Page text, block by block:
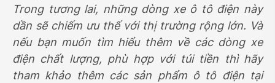
Trong tương lai, những dòng xe ô tô điện này
dần sẽ chiếm ưu thế với thị trường rộng lớn. Và
nếu bạn muốn tìm hiểu thêm về các dòng xe
điện chất lượng, phù hợp với túi tiền thì hãy
tham khảo thêm các sản phẩm ô tô điện tại